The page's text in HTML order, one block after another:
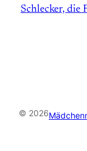
Schlecker, die
© 2026